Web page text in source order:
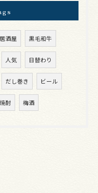
居酒屋 黒毛和牛
人気 日替わり
だし巻き ビール
焼酎 梅酒